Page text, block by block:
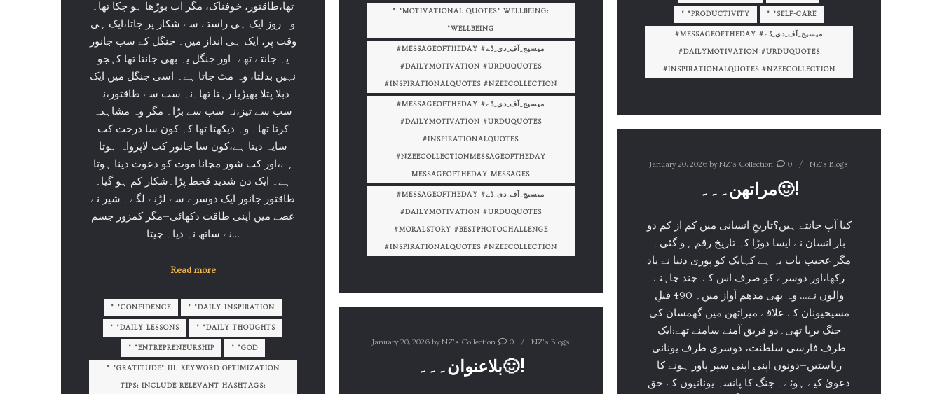
" "MOTIVATIONAL QUOTES" WELLBEING:
"WELLBEING
#MESSAGEOFTHEDAY #میسیج_آف_دی_ڈے
#DAILYMOTIVATION #URDUQUOTES
#INSPIRATIONALQUOTES #NZEECOLLECTION
#MESSAGEOFTHEDAY #میسیج_آف_دی_ڈے
#DAILYMOTIVATION #URDUQUOTES
#INSPIRATIONALQUOTES
#NZEECOLLECTIONMESSAGEOFTHEDAY
MESSAGEOFTHEDAY MESSAGES
#MESSAGEOFTHEDAY #میسیج_آف_دی_ڈے
#DAILYMOTIVATION #URDUQUOTES
#MORALSTORY #BESTPHOTOCHALLENGE
#INSPIRATIONALQUOTES #NZEECOLLECTION
" "PRODUCTIVITY " "SELF-CARE
#MESSAGEOFTHEDAY #میسیج_آف_دی_ڈے
#DAILYMOTIVATION #URDUQUOTES
#INSPIRATIONALQUOTES #NZEECOLLECTION
تھا،طاقتور، خوفناک، مگر اب بوڑھا ہو چکا تھا۔
وہ روز ایک ہی راستے سے شکار پر جاتا،ایک ہی
وقت پر، ایک ہی انداز میں۔ جنگل کے سب جانور
یہ جانتے تھے—اور جنگل یہ بھی جانتا تھا کہجو
نہیں بدلتا، وہ مٹ جاتا ہے۔ اسی جنگل میں ایک
دبلا پتلا بھیڑیا رہتا تھا۔نہ سب سے طاقتور،نہ
سب سے تیز،نہ سب سے بڑا۔ مگر وہ مشاہدہ
کرتا تھا۔ وہ دیکھتا تھا کہ کون سا درخت کب
سایہ دیتا ہے،کون سا جانور کب لاپرواہ ہوتا
ہے،اور کب شور مچانا موت کو دعوت دینا ہوتا
ہے۔ ایک دن شدید قحط پڑا۔شکار کم ہو گیا۔
طاقتور جانور ایک دوسرے سے لڑنے لگے۔ شیر نے
غصے میں اپنی طاقت دکھائی—مگر کمزور جسم
نے ساتھ نہ دیا۔ چیتا…
Read more
" "CONFIDENCE " "DAILY INSPIRATION
" "DAILY LESSONS " "DAILY THOUGHTS
" "ENTREPRENEURSHIP " "GOD
" "GRATITUDE" III. KEYWORD OPTIMIZATION
TIPS: INCLUDE RELEVANT HASHTAGS:
January 20, 2026 byNZ's Collection 0 NZ's Blogs
مراتھن۔۔۔🙂!
کیا آپ جانتے ہیں؟تاریخِ انسانی میں کم از کم دو
بار انسان نے ایسا دوڑا کہ تاریخ رقم ہو گئی۔
مگر عجیب بات یہ ہے کہایک کو پوری دنیا نے یاد
رکھا،اور دوسرے کو صرف اس کے چند چاہنے
والوں نے… وہ بھی مدھم آواز میں۔ 490 قبلِ
مسیحیونان کے علاقے میراتھن میں گھمسان کی
جنگ برپا تھی۔دو فریق آمنے سامنے تھے:ایک
طرف فارسی سلطنت، دوسری طرف یونانی
ریاستیں—دونوں اپنی اپنی سپر پاور ہونے کا
دعویٰ کیے ہوئے۔ جنگ کا پانسہ یونانیوں کے حق
January 20, 2026byNZ's Collection 0 NZ's Blogs
بلاعنوان۔۔۔🙂!